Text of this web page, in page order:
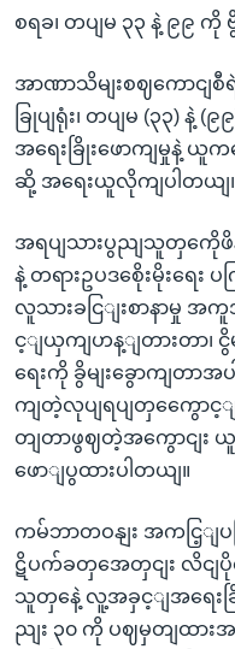
စရခ၊ တပျမ ၃၃ နဲ့ ၉၉ ကို
အာဏာသိမျးစဈကောငျ
ခြုပျရုံး၊ တပျမ (၃၃)
အရေးခြိုးဖောကျမှုနဲ့ ယူ
ဆို့ အရေးယူလိုကျပါတယျ
အရပျသားပွညျသူတှကေိုဖိနှိ
နဲ့ တရားဥပဒစေိုးမိုးရေး ပ
လူသားခငြျးစာနာမှု အ
င့ျယှကျဟန့ျတားတာ၊ ငွိမ
ရေးကို ခွိမျးခွောကျတာအ
ကျတဲ့လုပျရပျတှကွေောင့
တျတာဖွဈတဲ့အကွောငျး
ဖောျပွထားပါတယျ။
ကမ်ဘာတဝနျး အကငြ့ျပ
ဋိပက်ခတှအေတှငျး လိငျပို
သူတှနေဲ့ လူ့အခှင့ျအရေးခ
ညျး ၃၀ ကို ပဈမှတျထားအရ